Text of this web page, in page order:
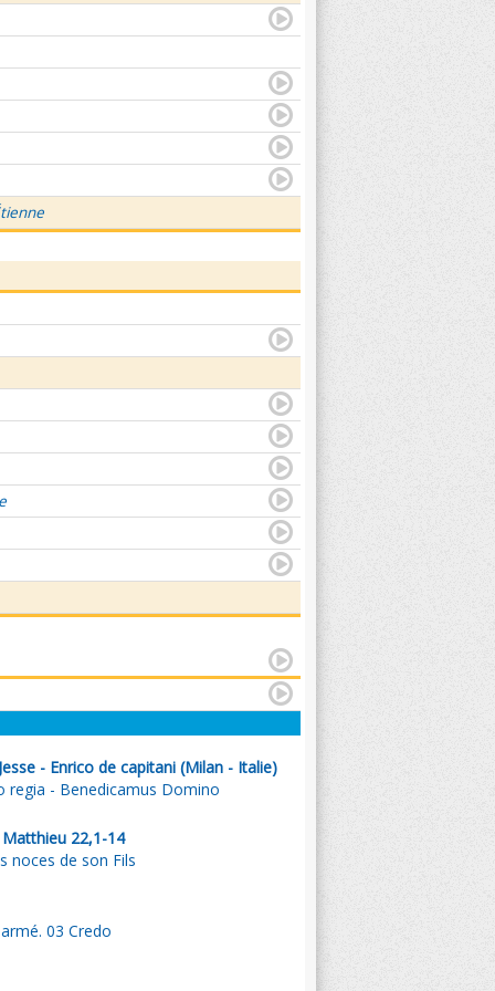
- Enrico de capitani (Milan - Italie)
regia - Benedicamus Domino
Matthieu 22,1-14
noces de son Fils
03 Credo